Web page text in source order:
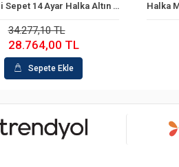
Sepete Ekle
Bombeli Sepet 14 Ayar Halka Altın Küpe
34.277,10 TL
28.764,00 TL
Sepete Ekle